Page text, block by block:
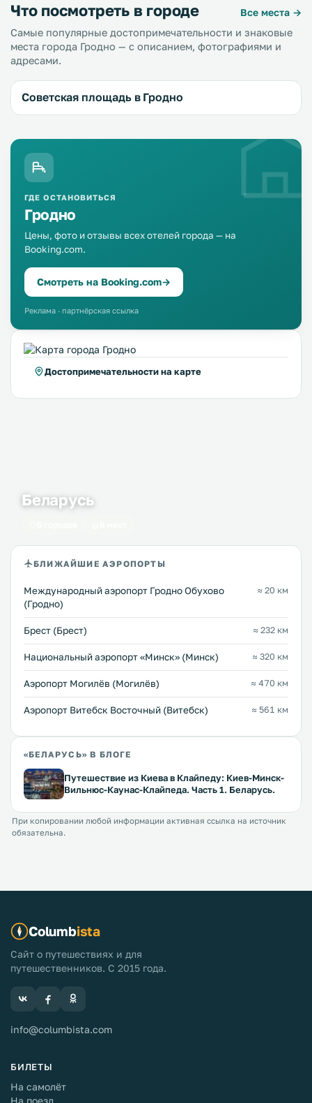
Что посмотреть в городе
Все места →
Самые популярные достопримечательности и знаковые
места города Гродно — с описанием, фотографиями и
адресами.
Советская площадь в Гродно
ГДЕ ОСТАНОВИТЬСЯ
Гродно
Цены, фото и отзывы всех отелей города — на
Booking.com.
Смотреть на Booking.com→
Реклама · партнёрская ссылка
Достопримечательности на карте
Беларусь
БЛИЖАЙШИЕ АЭРОПОРТЫ
Международный аэропорт Гродно Обухово
(Гродно)
≈ 20 км
Брест (Брест) ≈ 232 км
Национальный аэропорт «Минск» (Минск) ≈ 320 км
Аэропорт Могилёв (Могилёв) ≈ 470 км
Аэропорт Витебск Восточный (Витебск) ≈ 561 км
«БЕЛАРУСЬ» В БЛОГЕ
Путешествие из Киева в Клайпеду: Киев-Минск-
Вильнюс-Каунас-Клайпеда. Часть 1. Беларусь.
При копировании любой информации активная ссылка на источник
обязательна.
Columbista
Сайт о путешествиях и для
путешественников. С 2015 года.
info@columbista.com
БИЛЕТЫ
На самолёт
На поезд